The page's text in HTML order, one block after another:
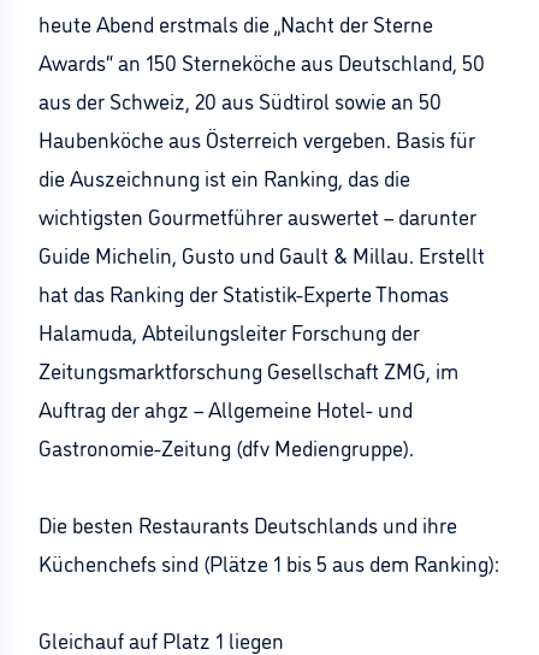
heute Abend erstmals die „Nacht der Sterne
Awards“ an 150 Sterneköche aus Deutschland, 50
aus der Schweiz, 20 aus Südtirol sowie an 50
Haubenköche aus Österreich vergeben. Basis für
die Auszeichnung ist ein Ranking, das die
wichtigsten Gourmetführer auswertet – darunter
Guide Michelin, Gusto und Gault & Millau. Erstellt
hat das Ranking der Statistik-Experte Thomas
Halamuda, Abteilungsleiter Forschung der
Zeitungsmarktforschung Gesellschaft ZMG, im
Auftrag der ahgz – Allgemeine Hotel- und
Gastronomie-Zeitung (dfv Mediengruppe).
Die besten Restaurants Deutschlands und ihre
Küchenchefs sind (Plätze 1 bis 5 aus dem Ranking):
Gleichauf auf Platz 1 liegen